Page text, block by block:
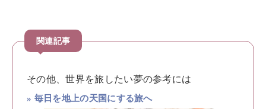
その他、世界を旅したい夢の参考には
» 毎日を地上の天国にする旅へ